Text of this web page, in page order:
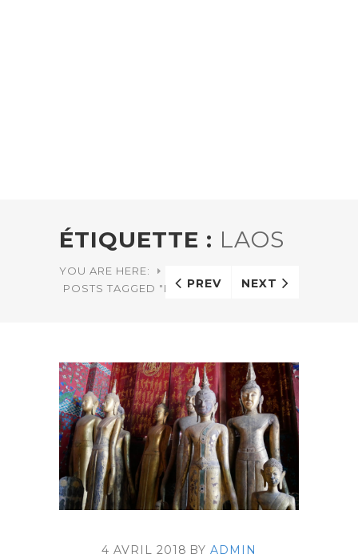
ÉTIQUETTE : LAOS
YOU ARE HERE:
POSTS TAGGED "LAOS"PREV NEXT
4 AVRIL 2018 BY ADMIN